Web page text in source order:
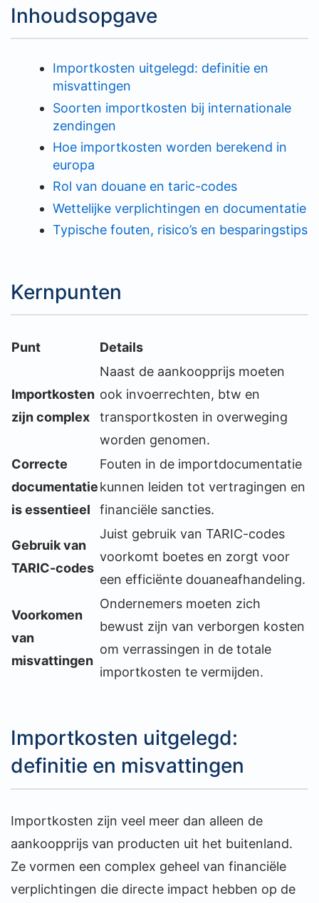
Inhoudsopgave
Importkosten uitgelegd: definitie en
misvattingen
Soorten importkosten bij internationale
zendingen
Hoe importkosten worden berekend in
europa
Rol van douane en taric-codes
Wettelijke verplichtingen en documentatie
Typische fouten, risico’s en besparingstips
Kernpunten
Punt Details
Importkosten
zijn complex
Naast de aankoopprijs moeten
ook invoerrechten, btw en
transportkosten in overweging
worden genomen.
Correcte
documentatie
is essentieel
Fouten in de importdocumentatie
kunnen leiden tot vertragingen en
financiële sancties.
Gebruik van
TARIC-codes
Juist gebruik van TARIC-codes
voorkomt boetes en zorgt voor
een efficiënte douaneafhandeling.
Voorkomen
van
misvattingen
Ondernemers moeten zich
bewust zijn van verborgen kosten
om verrassingen in de totale
importkosten te vermijden.
Importkosten uitgelegd:
definitie en misvattingen
Importkosten zijn veel meer dan alleen de
aankoopprijs van producten uit het buitenland.
Ze vormen een complex geheel van financiële
verplichtingen die directe impact hebben op de